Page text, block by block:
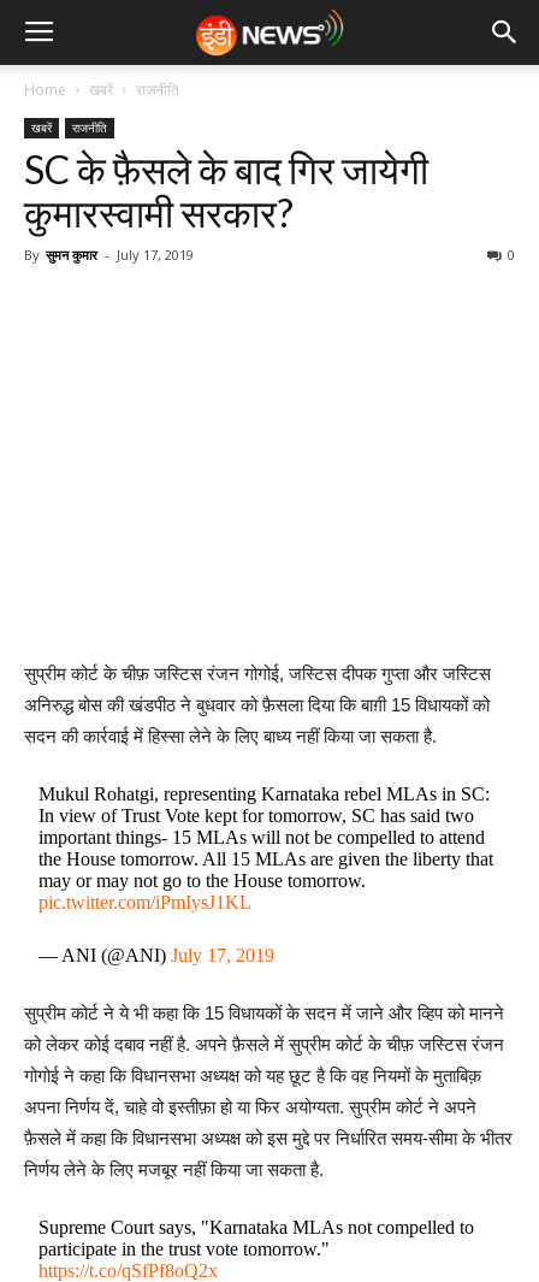
Home खबरें राजनीति
खबरें राजनीति
SC के फ़ैसले के बाद गिर जायेगी
कुमारस्वामी सरकार?
By सुमन कुमार - July 17, 2019 0
सुप्रीम कोर्ट के चीफ़ जस्टिस रंजन गोगोई, जस्टिस दीपक गुप्ता और जस्टिस
अनिरुद्ध बोस की खंडपीठ ने बुधवार को फ़ैसला दिया कि बाग़ी 15 विधायकों को
सदन की कार्रवाई में हिस्सा लेने के लिए बाध्य नहीं किया जा सकता है.
Mukul Rohatgi, representing Karnataka rebel MLAs in SC:
In view of Trust Vote kept for tomorrow, SC has said two
important things- 15 MLAs will not be compelled to attend
the House tomorrow. All 15 MLAs are given the liberty that
may or may not go to the House tomorrow.
pic.twitter.com/iPmIysJ1KL
— ANI (@ANI)July 17, 2019
सुप्रीम कोर्ट ने ये भी कहा कि 15 विधायकों के सदन में जाने और व्हिप को मानने
को लेकर कोई दबाव नहीं है. अपने फ़ैसले में सुप्रीम कोर्ट के चीफ़ जस्टिस रंजन
गोगोई ने कहा कि विधानसभा अध्यक्ष को यह छूट है कि वह नियमों के मुताबिक़
अपना निर्णय दें, चाहे वो इस्तीफ़ा हो या फिर अयोग्यता. सुप्रीम कोर्ट ने अपने
फ़ैसले में कहा कि विधानसभा अध्यक्ष को इस मुद्दे पर निर्धारित समय-सीमा के भीतर
निर्णय लेने के लिए मजबूर नहीं किया जा सकता है.
Supreme Court says, "Karnataka MLAs not compelled to
participate in the trust vote tomorrow."
https://t.co/qSfPf8oQ2x